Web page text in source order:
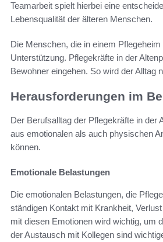
Teamarbeit spielt hierbei eine
Lebensqualität der älteren Menschen.
Die Menschen, die in einem
Unterstützung. Pflegekräfte in der
Bewohner eingehen. So wird der Alltag
Herausforderungen im
Der Berufsalltag der Pflegekräfte in der
aus emotionalen als auch physischen
können.
Emotionale Belastungen
Die emotionalen Belastungen, die
ständigen Kontakt mit Krankheit,
mit diesen Emotionen wird wichtig, um
der Austausch mit Kollegen sind